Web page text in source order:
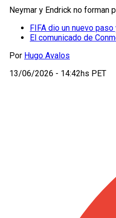
Neymar y Endrick no forman
FIFA dio un nuevo
El comunicado de
Por Hugo Avalos
13/06/2026 - 14:42hs PET